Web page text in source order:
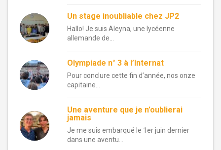
Un stage inoubliable chez JP2
Hallo! Je suis Aleyna, une lycéenne
allemande de...
Olympiade n° 3 à l’Internat
Pour conclure cette fin d’année, nos onze
capitaine...
Une aventure que je n’oublierai
jamais
Je me suis embarqué le 1er juin dernier
dans une aventu...